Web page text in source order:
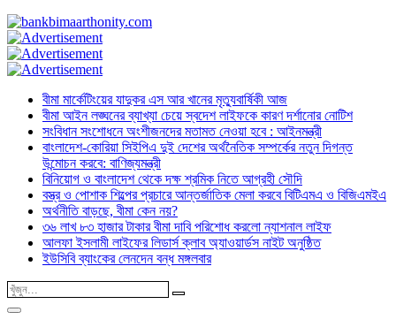
বীমা মার্কেটিংয়ের যাদুকর এস আর খানের মৃত্যুবার্ষিকী আজ
বীমা আইন লঙ্ঘনের ব্যাখ্যা চেয়ে স্বদেশ লাইফকে কারণ দর্শানোর নোটিশ
সংবিধান সংশোধনে অংশীজনদের মতামত নেওয়া হবে : আইনমন্ত্রী
বাংলাদেশ-কোরিয়া সিইপিএ দুই দেশের অর্থনৈতিক সম্পর্কের নতুন দিগন্ত
উন্মোচন করবে: বাণিজ্যমন্ত্রী
বিনিয়োগ ও বাংলাদেশ থেকে দক্ষ শ্রমিক নিতে আগ্রহী সৌদি
বস্ত্র ও পোশাক শিল্পের প্রচারে আন্তর্জাতিক মেলা করবে বিটিএমএ ও বিজিএমইএ
অর্থনীতি বাড়ছে, বীমা কেন নয়?
৩৬ লাখ ৮৩ হাজার টাকার বীমা দাবি পরিশোধ করলো ন্যাশনাল লাইফ
আলফা ইসলামী লাইফের লিডার্স ক্লাব অ্যাওয়ার্ডস নাইট অনুষ্ঠিত
ইউসিবি ব্যাংকের লেনদেন বন্ধ মঙ্গলবার